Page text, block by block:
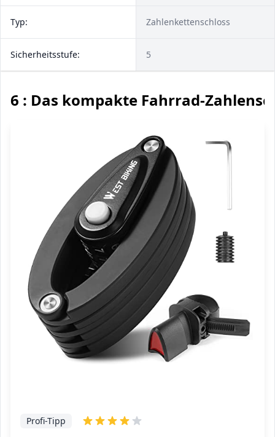
Typ: Zahlenkettenschloss
Sicherheitsstufe: 5
6 : Das kompakte Fahrrad-
Profi-Tipp